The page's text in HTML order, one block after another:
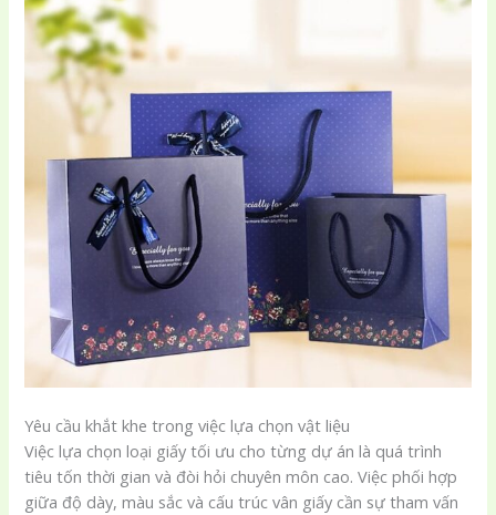
Yêu cầu khắt khe trong việc lựa chọn vật liệu
Việc lựa chọn loại giấy tối ưu cho từng dự án là quá trình
tiêu tốn thời gian và đòi hỏi chuyên môn cao. Việc phối hợp
giữa độ dày, màu sắc và cấu trúc vân giấy cần sự tham vấn